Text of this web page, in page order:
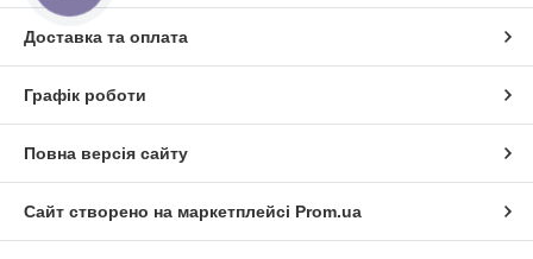
Доставка та оплата
Графік роботи
Повна версія сайту
Сайт створено на маркетплейсі Prom.ua